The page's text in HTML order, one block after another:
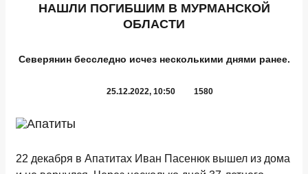
НАШЛИ ПОГИБШИМ В МУРМАНСКОЙ
ОБЛАСТИ
Северянин бесследно исчез несколькими днями ранее.
25.12.2022, 10:50 1580
22 декабря в Апатитах Иван Пасенюк вышел из дома